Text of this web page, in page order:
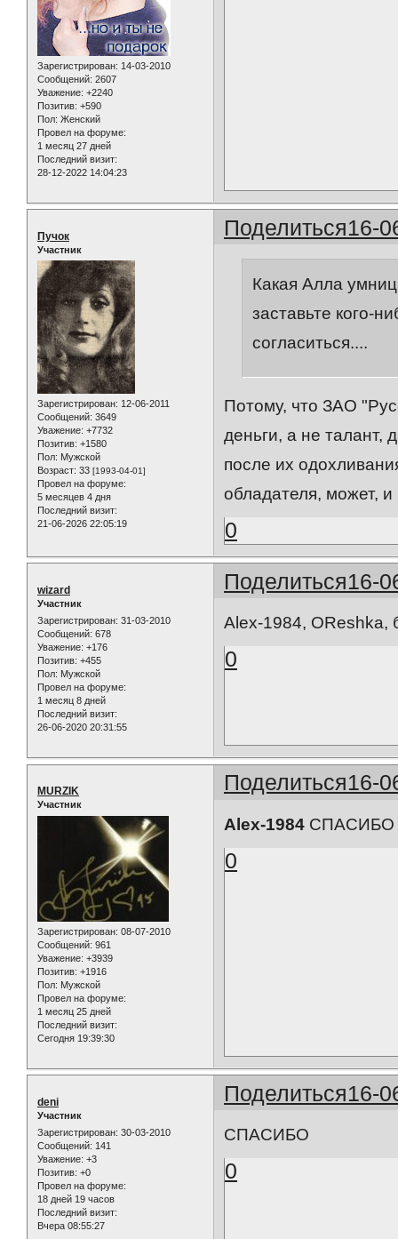
Зарегистрирован: 14-03-2010
Сообщений: 2607
Уважение: +2240
Позитив: +590
Пол: Женский
Провел на форуме:
1 месяц 27 дней
Последний визит:
28-12-2022 14:04:23
Поделиться16-
Пучок
Участник
Зарегистрирован: 12-06-2011
Сообщений: 3649
Уважение: +7732
Позитив: +1580
Пол: Мужской
Возраст: 33 [1993-04-01]
Провел на форуме:
5 месяцев 4 дня
Последний визит:
21-06-2026 22:05:19
Какая Алла
заставьте кого-
согласиться....
Потому, что ЗАО
деньги, а не талант,
после их
обладателя, может,
0
Поделиться16-
wizard
Участник
Зарегистрирован: 31-03-2010
Сообщений: 678
Уважение: +176
Позитив: +455
Пол: Мужской
Провел на форуме:
1 месяц 8 дней
Последний визит:
26-06-2020 20:31:55
Alex-1984, OReshka,
0
Поделиться16-
MURZIK
Участник
Зарегистрирован: 08-07-2010
Сообщений: 961
Уважение: +3939
Позитив: +1916
Пол: Мужской
Провел на форуме:
1 месяц 25 дней
Последний визит:
Сегодня 19:39:30
Alex-1984 СПАСИБО
0
Поделиться16-
deni
Участник
Зарегистрирован: 30-03-2010
Сообщений: 141
Уважение: +3
Позитив: +0
Провел на форуме:
18 дней 19 часов
Последний визит:
Вчера 08:55:27
СПАСИБО
0